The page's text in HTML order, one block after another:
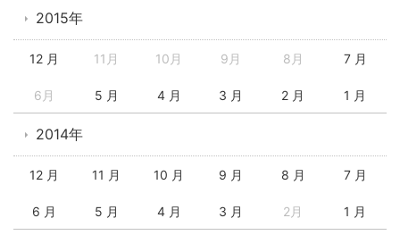
2015年
12 月 11月 10月 9月 8月 7 月
6月 5 月 4 月 3 月 2 月 1 月
2014年
12 月 11 月 10 月 9 月 8 月 7 月
6 月 5 月 4 月 3 月 2月 1 月